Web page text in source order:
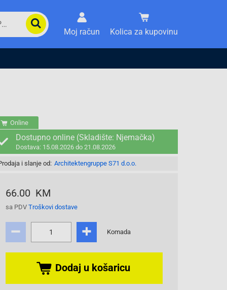
Moj račun Kolica za kupovinu
Online
Dostupno online (Skladište: Njemačka)
Dostava: 15.08.2026 do 21.08.2026
i slanje od: Architektengruppe S71 d.o.o.
66.00 KM
sa PDV Troškovi dostave
Komada
Dodaj u košaricu